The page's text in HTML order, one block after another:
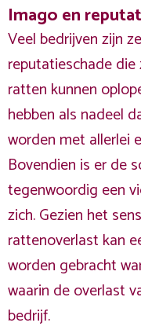
Imago en
Veel bedrijven zijn
reputatieschade
ratten kunnen
hebben als nadeel
worden met allerlei
Bovendien is er de
tegenwoordig een
zich. Gezien het
rattenoverlast kan
worden gebracht
waarin de overlast
bedrijf.